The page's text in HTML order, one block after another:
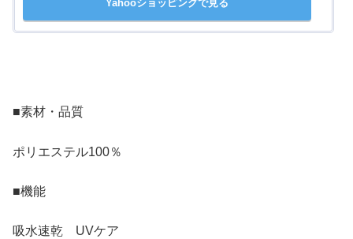
Yahooショッピングで見る
■素材・品質
ポリエステル100％
■機能
吸水速乾 UVケア